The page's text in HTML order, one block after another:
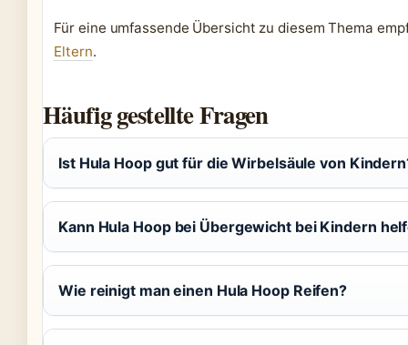
Für eine umfassende Übersicht zu diesem Thema
Eltern.
Häufig gestellte Fragen
Ist Hula Hoop gut für die Wirbelsäule von
Kann Hula Hoop bei Übergewicht bei Kindern
Wie reinigt man einen Hula Hoop Reifen?